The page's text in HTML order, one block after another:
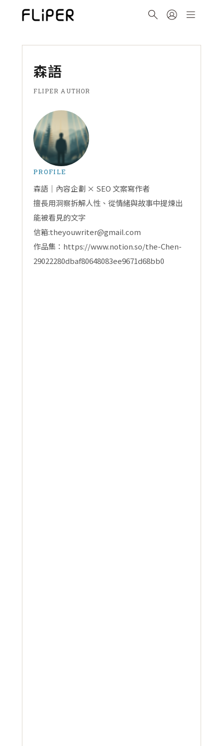
森語
FLIPER AUTHOR
PROFILE
森語｜內容企劃 × SEO 文案寫作者
擅長用洞察拆解人性、從情緒與故事中提煉出
能被看見的文字
信箱:theyouwriter@gmail.com
作品集：https://www.notion.so/the-Chen-
29022280dbaf80648083ee9671d68bb0